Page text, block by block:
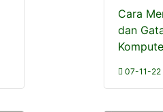
Cara
dan
07-11-22